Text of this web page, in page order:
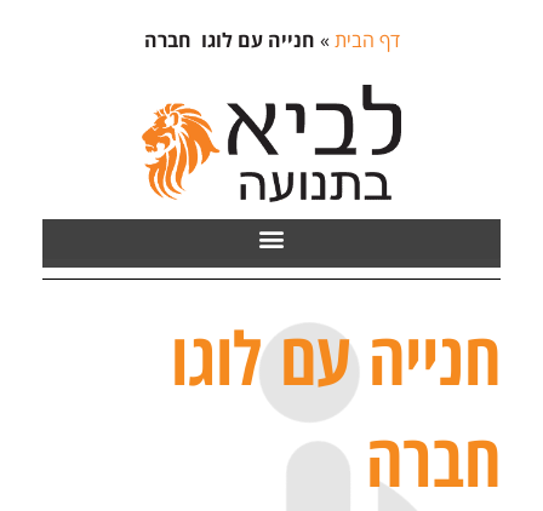
דף הבית»חנייה עם לוגו חברה
חנייה עם לוגו
חברה